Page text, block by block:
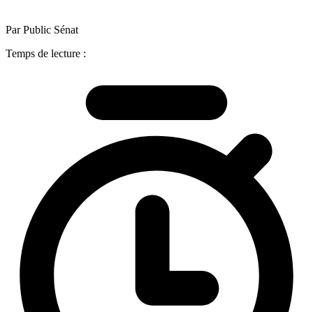
Par Public Sénat
Temps de lecture :